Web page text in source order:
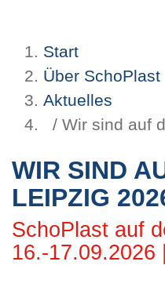
Start
Über SchoPlast
Aktuelles
/ Wir sind auf
WIR SIND
LEIPZIG
SchoPlast auf
16.-17.09.2026